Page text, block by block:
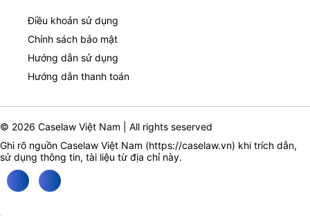
Điều khoản sử dụng
Chính sách bảo mật
Hướng dẫn sử dụng
Hướng dẫn thanh toán
© 2026 Caselaw Việt Nam | All rights seserved
Ghi rõ nguồn Caselaw Việt Nam (https://caselaw.vn) khi trích dẫn,
sử dụng thông tin, tài liệu từ địa chỉ này.